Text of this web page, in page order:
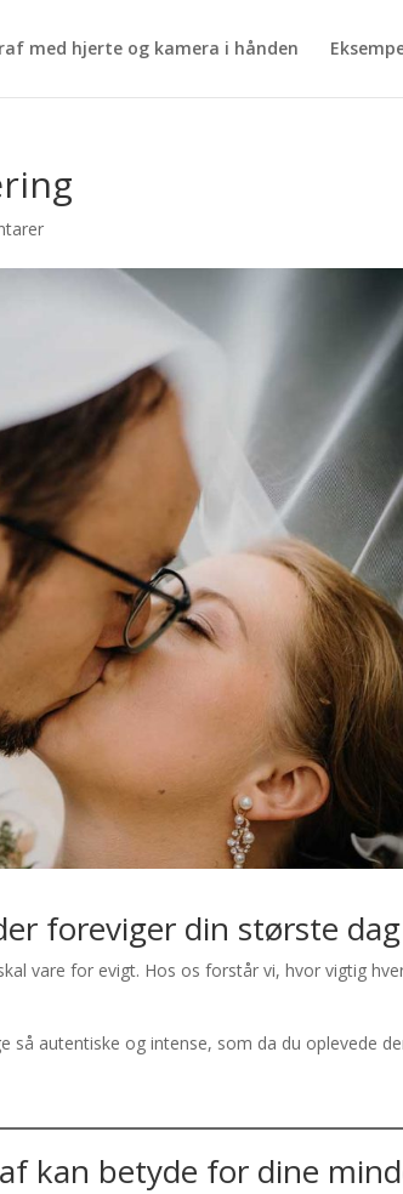
med hjerte og kamera i hånden
foreviger din største dag
vare for evigt. Hos os forstår vi, hvor vigtig
så autentiske og intense, som da du oplevede
kan betydе for dine